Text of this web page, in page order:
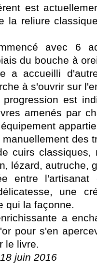
est
la reliure
avec 6
du bouche à
a accueilli
à s'ouvrir sur
est
amenés par
des
cuirs
lézard, autruche,
entre
une
qui la façonne.
a
pour s'en
le livre.
juin 2016